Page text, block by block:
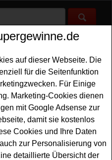
>Reise Gewinnspiele>Müller
- mit Coca Cola
Reise
auf dieser Webseite. Die
für die Seitenfunktion
Für Einige
Marketing-Cookies dienen
mit Google Adsense zur
damit sie kostenlos
Cookies und Ihre Daten
zur Personalisierung von
detaillierte Übersicht der